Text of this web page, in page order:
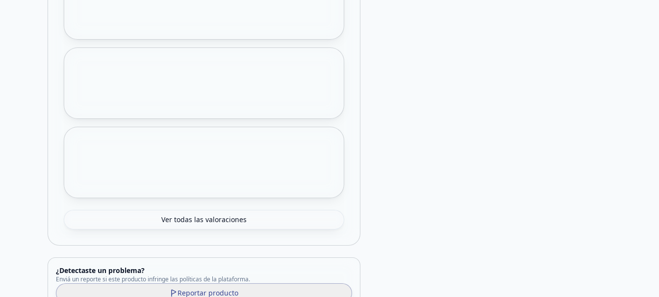
Ver todas las valoraciones
¿Detectaste un problema?
Enviá un reporte si este producto infringe las políticas de la plataforma.
Reportar producto